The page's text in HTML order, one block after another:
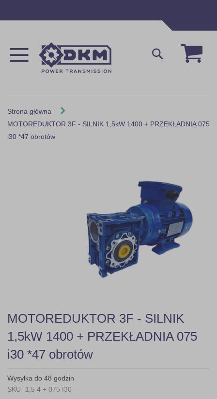
Mój
Szukaj
Strona główna
MOTOREDUKTOR 3F - SILNIK 1,5kW 1400 + PRZEKŁADNIA 075
i30 *47 obrotów
Skip
to
the
beginning
of
the
gallery
MOTOREDUKTOR 3F - SILNIK
1,5kW 1400 + PRZEKŁADNIA 075
i30 *47 obrotów
Wysyłka do 48 godzin
SKU
1,5 4 + 075 I30